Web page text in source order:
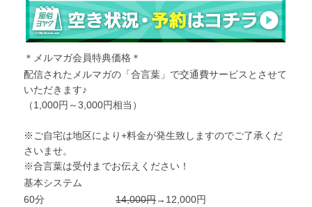
＊メルマガ会員特典価格＊
配信されたメルマガの「合言葉」で交通費サービスとさせて
いただきます♪
（1,000円～3,000円相当）
※ご自宅は地区により+料金が発生致しますのでご了承くだ
さいませ。
※合言葉は受付までお伝えください！
基本システム
60分
14,000円→12,000円